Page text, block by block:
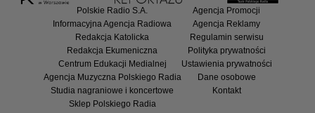
Polskie Radio S.A.
Informacyjna Agencja Radiowa
Redakcja Katolicka
Redakcja Ekumeniczna
Centrum Edukacji Medialnej
Agencja Muzyczna Polskiego Radia
Studia nagraniowe i koncertowe
Sklep Polskiego Radia
Agencja Promocji
Agencja Reklamy
Regulamin serwisu
Polityka prywatności
Ustawienia prywatności
Dane osobowe
Kontakt